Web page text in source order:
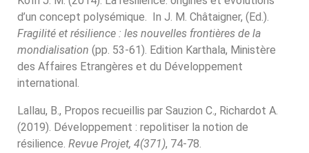
d’un concept polysémique. In J. M. Châtaigner, (Ed.).
Fragilité et résilience : les nouvelles frontières de la
mondialisation (pp. 53-61). Edition Karthala, Ministère
des Affaires Etrangères et du Développement
international.
Lallau, B., Propos recueillis par Sauzion C., Richardot A.
(2019). Développement : repolitiser la notion de
résilience. Revue Projet, 4(371), 74-78.